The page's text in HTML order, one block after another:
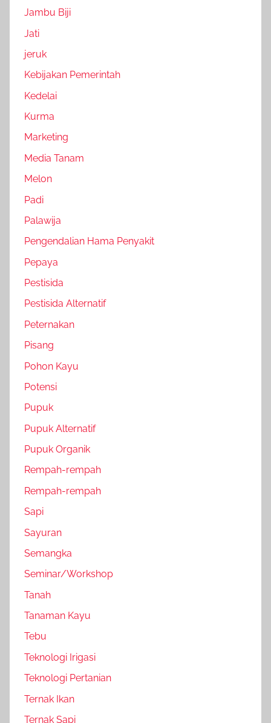
Jambu Biji
Jati
jeruk
Kebijakan Pemerintah
Kedelai
Kurma
Marketing
Media Tanam
Melon
Padi
Palawija
Pengendalian Hama Penyakit
Pepaya
Pestisida
Pestisida Alternatif
Peternakan
Pisang
Pohon Kayu
Potensi
Pupuk
Pupuk Alternatif
Pupuk Organik
Rempah-rempah
Rempah-rempah
Sapi
Sayuran
Semangka
Seminar/Workshop
Tanah
Tanaman Kayu
Tebu
Teknologi Irigasi
Teknologi Pertanian
Ternak Ikan
Ternak Sapi